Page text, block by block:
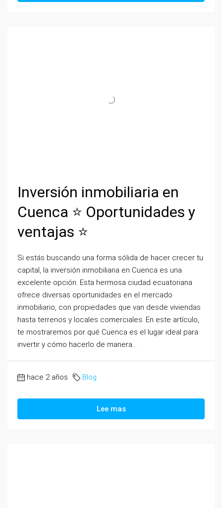
Inversión inmobiliaria en
Cuenca ⭐ Oportunidades y
ventajas ⭐
Si estás buscando una forma sólida de hacer crecer tu
capital, la inversión inmobiliaria en Cuenca es una
excelente opción. Esta hermosa ciudad ecuatoriana
ofrece diversas oportunidades en el mercado
inmobiliario, con propiedades que van desde viviendas
hasta terrenos y locales comerciales. En este artículo,
te mostraremos por qué Cuenca es el lugar ideal para
invertir y cómo hacerlo de manera...
hace 2 años Blog
Lee mas